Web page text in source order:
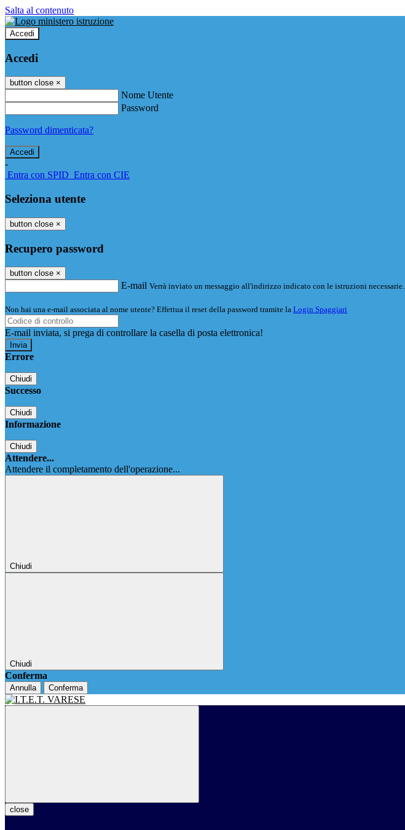
Salta al contenuto
Accedi
Accedi
button close ×
Nome Utente
Password
Password dimenticata?
-
Entra con SPID Entra con CIE
Seleziona utente
button close ×
Recupero password
button close ×
E-mail Verrà inviato un messaggio all'indirizzo indicato con le istruzioni necessarie.
Non hai una e-mail associata al nome utente? Effettua il reset della password tramite la Login Spaggiari
E-mail inviata, si prega di controllare la casella di posta elettronica!
Errore
Chiudi
Successo
Chiudi
Informazione
Chiudi
Attendere...
Attendere il completamento dell'operazione...
Chiudi
Chiudi
Conferma
Annulla Conferma
close